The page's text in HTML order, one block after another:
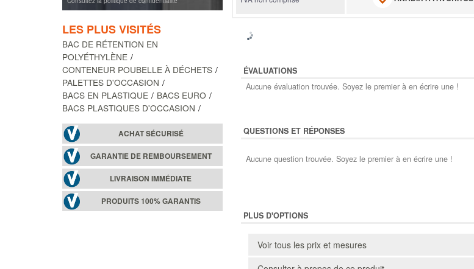
LES PLUS VISITÉS
BAC DE RÉTENTION EN
POLYÉTHYLÈNE
CONTENEUR POUBELLE À DÉCHETS
PALETTES D'OCCASION
BACS EN PLASTIQUE
BACS EURO
BACS PLASTIQUES D'OCCASION
ACHAT SÉCURISÉ
GARANTIE DE REMBOURSEMENT
LIVRAISON IMMÉDIATE
PRODUITS 100% GARANTIS
ÉVALUATIONS
Aucune évaluation trouvée. Soyez le premier à en écrire une !
QUESTIONS ET RÉPONSES
Aucune question trouvée. Soyez le premier à en écrire une !
PLUS D'OPTIONS
Voir tous les prix et mesures